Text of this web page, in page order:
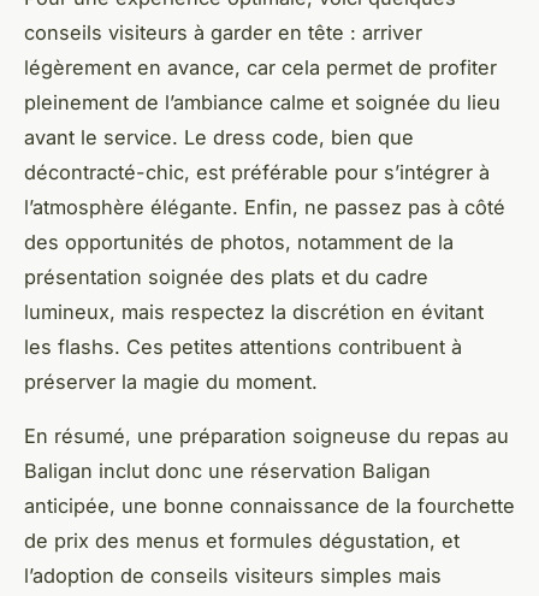
conseils visiteurs à garder en tête : arriver
légèrement en avance, car cela permet de profiter
pleinement de l’ambiance calme et soignée du lieu
avant le service. Le dress code, bien que
décontracté-chic, est préférable pour s’intégrer à
l’atmosphère élégante. Enfin, ne passez pas à côté
des opportunités de photos, notamment de la
présentation soignée des plats et du cadre
lumineux, mais respectez la discrétion en évitant
les flashs. Ces petites attentions contribuent à
préserver la magie du moment.
En résumé, une préparation soigneuse du repas au
Baligan inclut donc une réservation Baligan
anticipée, une bonne connaissance de la fourchette
de prix des menus et formules dégustation, et
l’adoption de conseils visiteurs simples mais